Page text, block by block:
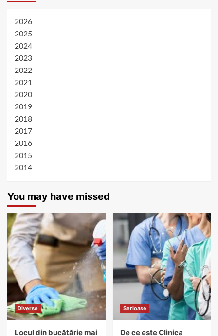
2026
2025
2024
2023
2022
2021
2020
2019
2018
2017
2016
2015
2014
You may have missed
Diverse
Locul din bucătărie mai
Serioase
De ce este Clinica